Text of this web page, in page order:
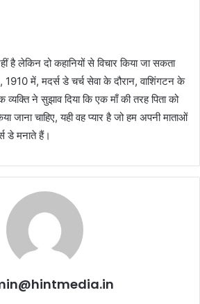
है लेकिन दो कहानियों से विचार किया जा सकता
में, मदर्स डे चर्च सेवा के दौरान, वाशिंगटन के
व्यक्ति ने सुझाव दिया कि एक माँ की तरह पिता को
जाना चाहिए, यही वह प्यार है जो हम अपनी माताओं
डे मनाते हैं।